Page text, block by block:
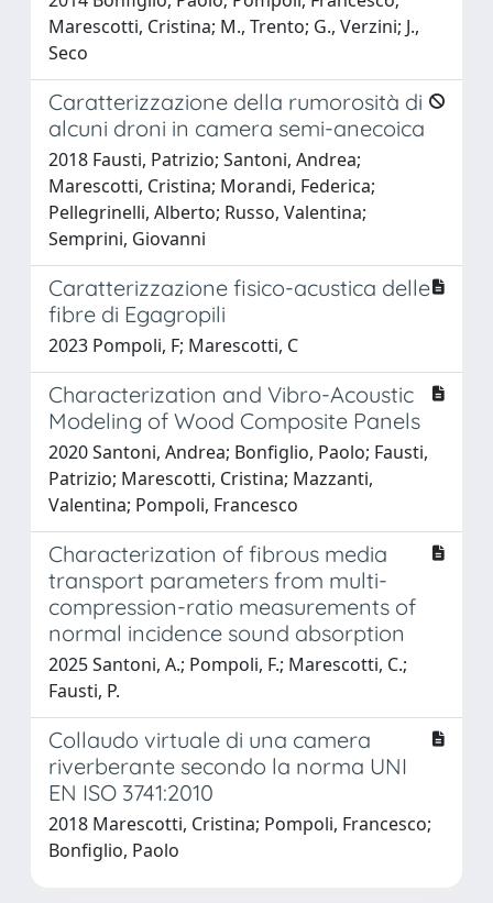
Marescotti, Cristina; M., Trento; G., Verzini; J.,
Seco
Caratterizzazione della rumorosità di
alcuni droni in camera semi-anecoica
2018 Fausti, Patrizio; Santoni, Andrea;
Marescotti, Cristina; Morandi, Federica;
Pellegrinelli, Alberto; Russo, Valentina;
Semprini, Giovanni
Caratterizzazione fisico-acustica delle
fibre di Egagropili
2023 Pompoli, F; Marescotti, C
Characterization and Vibro-Acoustic
Modeling of Wood Composite Panels
2020 Santoni, Andrea; Bonfiglio, Paolo; Fausti,
Patrizio; Marescotti, Cristina; Mazzanti,
Valentina; Pompoli, Francesco
Characterization of fibrous media
transport parameters from multi-
compression-ratio measurements of
normal incidence sound absorption
2025 Santoni, A.; Pompoli, F.; Marescotti, C.;
Fausti, P.
Collaudo virtuale di una camera
riverberante secondo la norma UNI
EN ISO 3741:2010
2018 Marescotti, Cristina; Pompoli, Francesco;
Bonfiglio, Paolo